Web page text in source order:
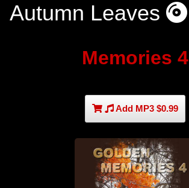
Autumn Leaves
Memories 4
Add MP3 $0.99